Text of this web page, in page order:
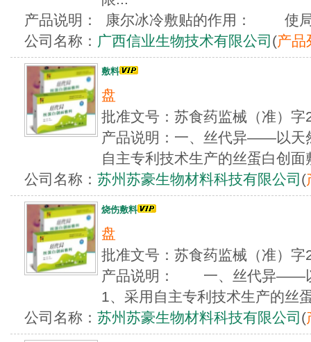
产品说明： 康尔冰冷敷贴的作用： 使
公司名称： 广西信业生物技术有限公司 (产品
敷料
盘
批准文号：苏食药监械（准
产品说明：一、丝代异——以天
自主专利技术生产的丝蛋白创面
公司名称： 苏州苏豪生物材料科技有限公司 (
烧伤敷料
盘
批准文号：苏食药监械（准
产品说明： 一、丝代异
1、采用自主专利技术生产的丝
公司名称： 苏州苏豪生物材料科技有限公司 (